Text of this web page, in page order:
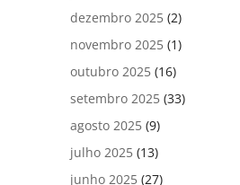
dezembro 2025 (2)
novembro 2025 (1)
outubro 2025 (16)
setembro 2025 (33)
agosto 2025 (9)
julho 2025 (13)
junho 2025 (27)